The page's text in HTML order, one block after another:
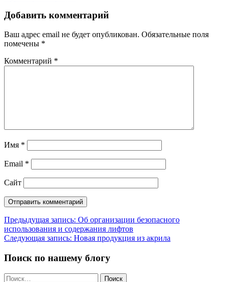
Добавить комментарий
Ваш адрес email не будет опубликован. Обязательные поля
помечены *
Комментарий *
Имя *
Email *
Сайт
Навигация
по
Предыдущая запись: Об организации безопасного
использования и содержания лифтов
Следующая запись: Новая продукция из акрила
Поиск по нашему блогу
Найти: